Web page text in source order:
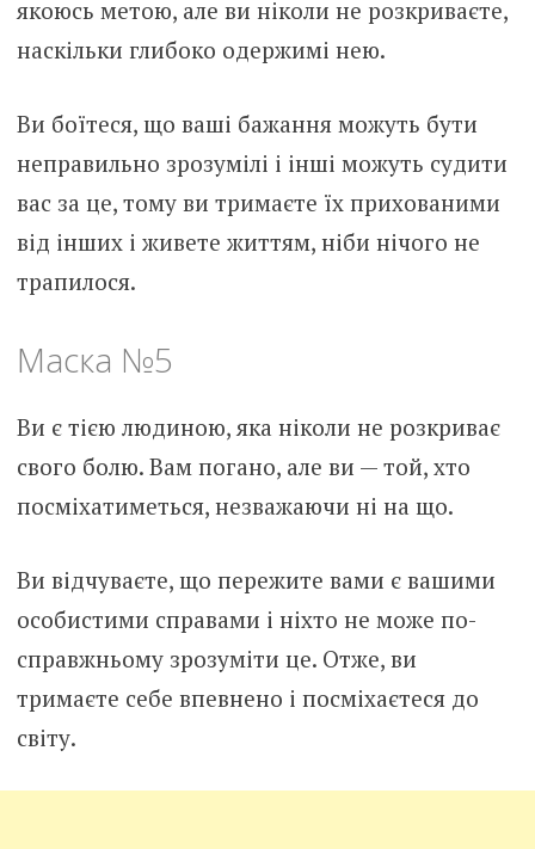
якоюсь метою, але ви ніколи не розкриваєте,
наскільки глибоко одержимі нею.
Ви боїтеся, що ваші бажання можуть бути
неправильно зрозумілі і інші можуть судити
вас за це, тому ви тримаєте їх прихованими
від інших і живете життям, ніби нічого не
трапилося.
Маска №5
Ви є тією людиною, яка ніколи не розкриває
свого болю. Вам погано, але ви — той, хто
посміхатиметься, незважаючи ні на що.
Ви відчуваєте, що пережите вами є вашими
особистими справами і ніхто не може по-
справжньому зрозуміти це. Отже, ви
тримаєте себе впевнено і посміхаєтеся до
світу.